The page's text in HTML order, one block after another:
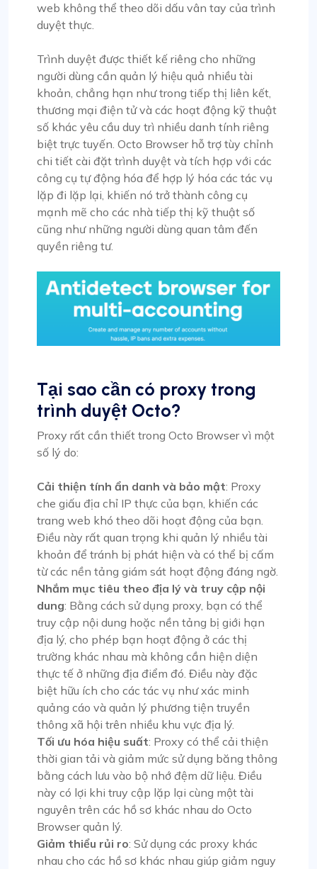
web không thể theo dõi dấu vân tay của trình
duyệt thực.
Trình duyệt được thiết kế riêng cho những
người dùng cần quản lý hiệu quả nhiều tài
khoản, chẳng hạn như trong tiếp thị liên kết,
thương mại điện tử và các hoạt động kỹ thuật
số khác yêu cầu duy trì nhiều danh tính riêng
biệt trực tuyến. Octo Browser hỗ trợ tùy chỉnh
chi tiết cài đặt trình duyệt và tích hợp với các
công cụ tự động hóa để hợp lý hóa các tác vụ
lặp đi lặp lại, khiến nó trở thành công cụ
mạnh mẽ cho các nhà tiếp thị kỹ thuật số
cũng như những người dùng quan tâm đến
quyền riêng tư.
Tại sao cần có proxy trong
trình duyệt Octo?
Proxy rất cần thiết trong Octo Browser vì một
số lý do:
Cải thiện tính ẩn danh và bảo mật: Proxy
che giấu địa chỉ IP thực của bạn, khiến các
trang web khó theo dõi hoạt động của bạn.
Điều này rất quan trọng khi quản lý nhiều tài
khoản để tránh bị phát hiện và có thể bị cấm
từ các nền tảng giám sát hoạt động đáng ngờ.
Nhắm mục tiêu theo địa lý và truy cập nội
dung: Bằng cách sử dụng proxy, bạn có thể
truy cập nội dung hoặc nền tảng bị giới hạn
địa lý, cho phép bạn hoạt động ở các thị
trường khác nhau mà không cần hiện diện
thực tế ở những địa điểm đó. Điều này đặc
biệt hữu ích cho các tác vụ như xác minh
quảng cáo và quản lý phương tiện truyền
thông xã hội trên nhiều khu vực địa lý.
Tối ưu hóa hiệu suất: Proxy có thể cải thiện
thời gian tải và giảm mức sử dụng băng thông
bằng cách lưu vào bộ nhớ đệm dữ liệu. Điều
này có lợi khi truy cập lặp lại cùng một tài
nguyên trên các hồ sơ khác nhau do Octo
Browser quản lý.
Giảm thiểu rủi ro: Sử dụng các proxy khác
nhau cho các hồ sơ khác nhau giúp giảm nguy